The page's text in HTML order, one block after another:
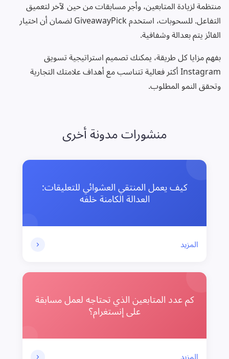
منتظمة لزيادة المتابعين، وأجرِ مسابقات من حين لآخر لتعميق
التفاعل. للسحوبات، استخدم GiveawayPick لضمان أن اختيار
الفائز يتم بعدالة وشفافية.
بفهم مزايا كل طريقة، يمكنك تصميم استراتيجية تسويق
Instagram أكثر فعالية تتناسب مع أهداف علامتك التجارية
وتحقق النمو المطلوب.
منشورات مدونة أخرى
كيف يعمل المنتقي العشوائي للتعليقات:
العدالة الكامنة خلفه
المزيد
كم عدد المتابعين الذي تحتاجه لعمل مسابقة
على إنستغرام؟
المزيد